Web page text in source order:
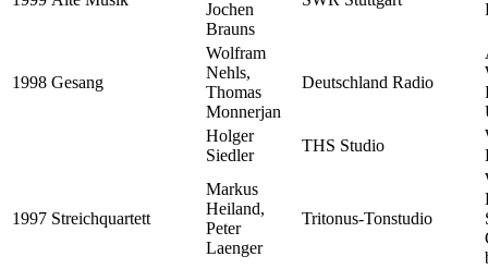
Jochen
Brauns
1998 Gesang
Wolfram
Nehls,
Thomas
Monnerjan
Deutschland Radio
Holger
Siedler
THS Studio
1997 Streichquartett
Markus
Heiland,
Peter
Laenger
Tritonus-Tonstudio